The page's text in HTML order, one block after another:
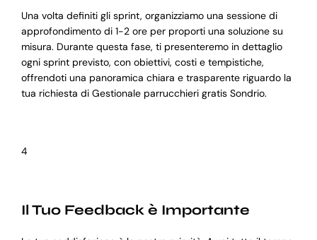
Una volta definiti gli sprint, organizziamo una sessione di
approfondimento di 1-2 ore per proporti una soluzione su
misura. Durante questa fase, ti presenteremo in dettaglio
ogni sprint previsto, con obiettivi, costi e tempistiche,
offrendoti una panoramica chiara e trasparente riguardo la
tua richiesta di Gestionale parrucchieri gratis Sondrio.
4
Il Tuo Feedback è Importante